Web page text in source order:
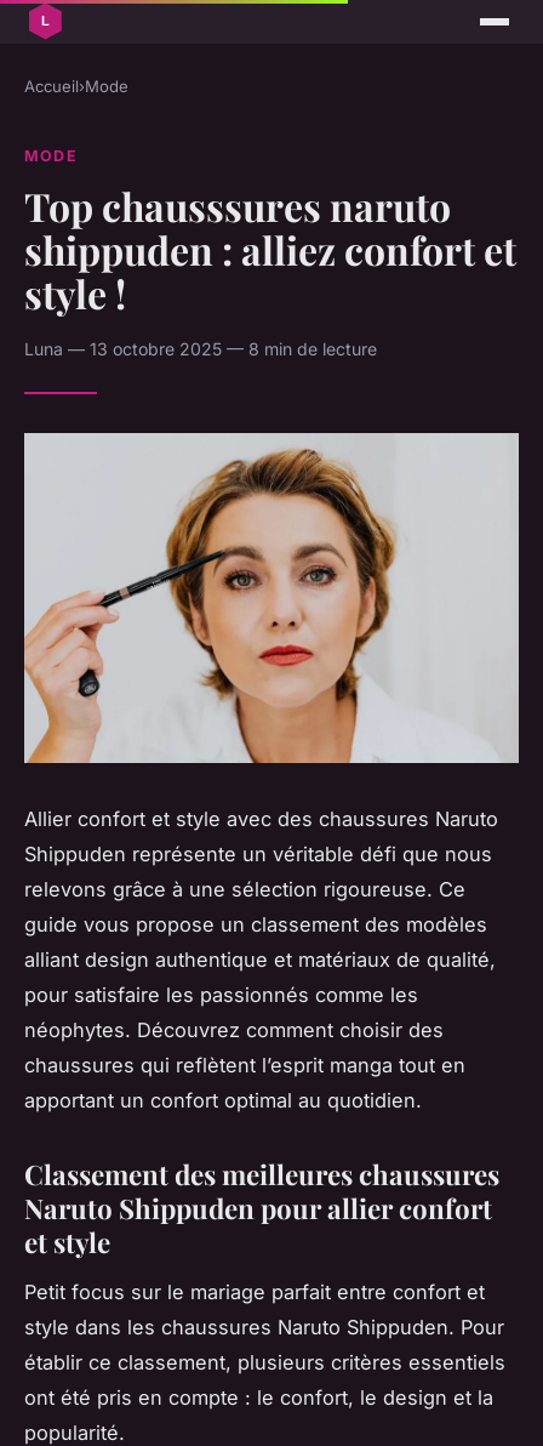
Accueil›Mode
MODE
Top chausssures naruto
shippuden : alliez confort et
style !
Luna — 13 octobre 2025 — 8 min de lecture
Allier confort et style avec des chaussures Naruto
Shippuden représente un véritable défi que nous
relevons grâce à une sélection rigoureuse. Ce
guide vous propose un classement des modèles
alliant design authentique et matériaux de qualité,
pour satisfaire les passionnés comme les
néophytes. Découvrez comment choisir des
chaussures qui reflètent l’esprit manga tout en
apportant un confort optimal au quotidien.
Classement des meilleures chaussures
Naruto Shippuden pour allier confort
et style
Petit focus sur le mariage parfait entre confort et
style dans les chaussures Naruto Shippuden. Pour
établir ce classement, plusieurs critères essentiels
ont été pris en compte : le confort, le design et la
popularité.